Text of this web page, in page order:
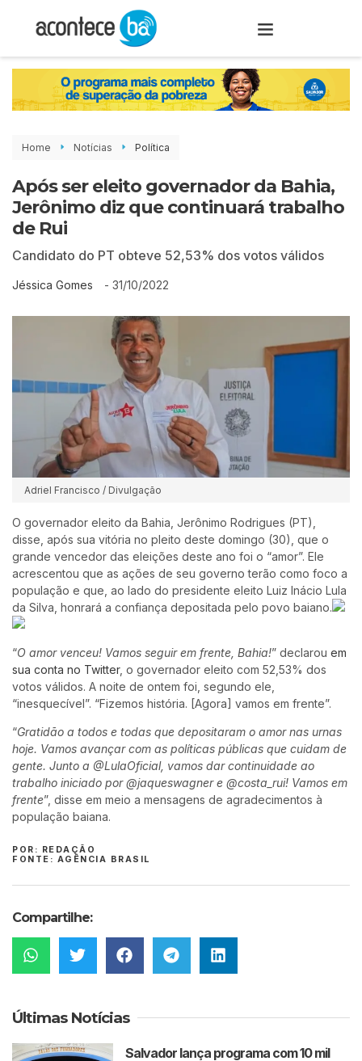
Home Notícias Política
Após ser eleito governador da Bahia,
Jerônimo diz que continuará trabalho
de Rui
Candidato do PT obteve 52,53% dos votos válidos
Jéssica Gomes - 31/10/2022
Adriel Francisco / Divulgação
O governador eleito da Bahia, Jerônimo Rodrigues (PT),
disse, após sua vitória no pleito deste domingo (30), que o
grande vencedor das eleições deste ano foi o “amor”. Ele
acrescentou que as ações de seu governo terão como foco a
população e que, ao lado do presidente eleito Luiz Inácio Lula
da Silva, honrará a confiança depositada pelo povo baiano.
“O amor venceu! Vamos seguir em frente, Bahia!” declarou em
sua conta no Twitter, o governador eleito com 52,53% dos
votos válidos. A noite de ontem foi, segundo ele,
“inesquecível”. “Fizemos história. [Agora] vamos em frente”.
“Gratidão a todos e todas que depositaram o amor nas urnas
hoje. Vamos avançar com as políticas públicas que cuidam de
gente. Junto a @LulaOficial, vamos dar continuidade ao
trabalho iniciado por @jaqueswagner e @costa_rui! Vamos em
frente”, disse em meio a mensagens de agradecimentos à
população baiana.
POR: REDAÇÃO
FONTE: AGÊNCIA BRASIL
Compartilhe:
Últimas Notícias
Salvador lança programa com 10 mil